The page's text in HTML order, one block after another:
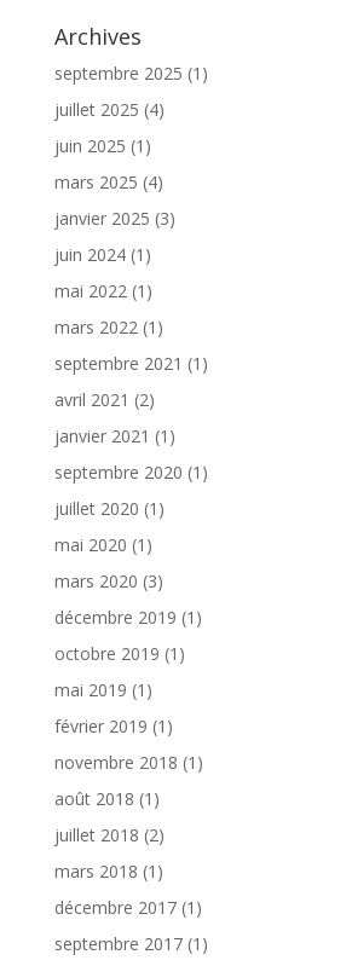
Archives
septembre 2025 (1)
juillet 2025 (4)
juin 2025 (1)
mars 2025 (4)
janvier 2025 (3)
juin 2024(1)
mai 2022(1)
mars 2022(1)
septembre 2021 (1)
avril 2021 (2)
janvier 2021 (1)
septembre 2020 (1)
juillet 2020 (1)
mai 2020 (1)
mars 2020 (3)
décembre 2019 (1)
octobre 2019 (1)
mai 2019 (1)
février 2019 (1)
novembre 2018 (1)
août 2018 (1)
juillet 2018 (2)
mars 2018 (1)
décembre 2017(1)
septembre 2017(1)